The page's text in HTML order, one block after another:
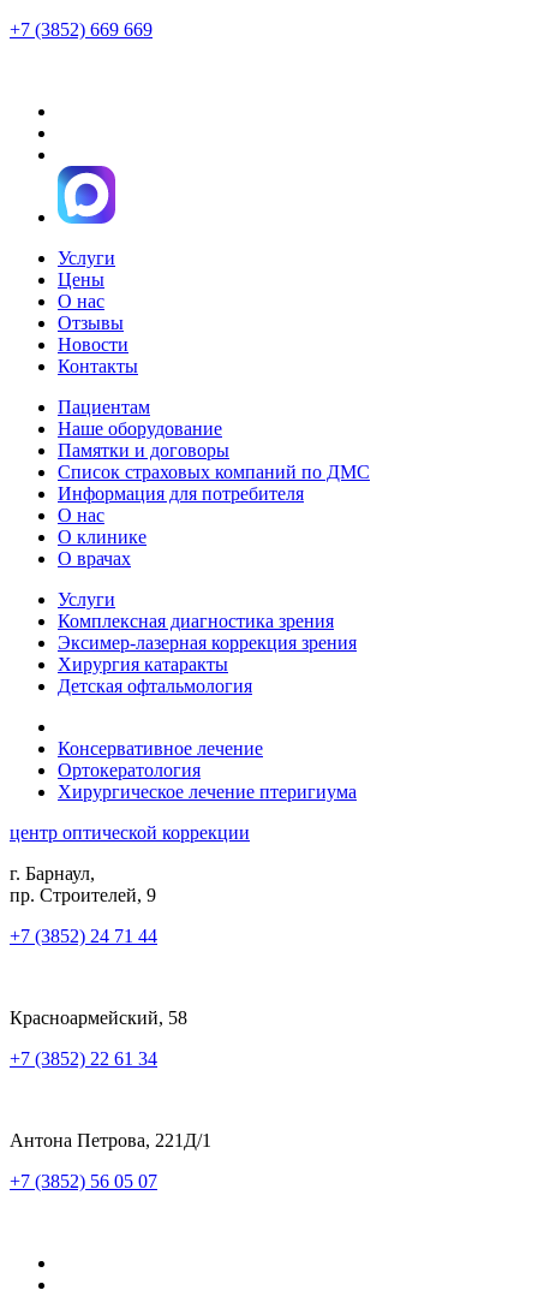
+7 (3852) 669 669
Услуги
Цены
О нас
Отзывы
Новости
Контакты
Пациентам
Наше оборудование
Памятки и договоры
Список страховых компаний по ДМС
Информация для потребителя
О нас
О клинике
О врачах
Услуги
Комплексная диагностика зрения
Эксимер-лазерная коррекция зрения
Хирургия катаракты
Детская офтальмология
Консервативное лечение
Ортокератология
Хирургическое лечение птеригиума
центр оптической коррекции
г. Барнаул,
пр. Строителей, 9
+7 (3852) 24 71 44
Красноармейский, 58
+7 (3852) 22 61 34
Антона Петрова, 221Д/1
+7 (3852) 56 05 07